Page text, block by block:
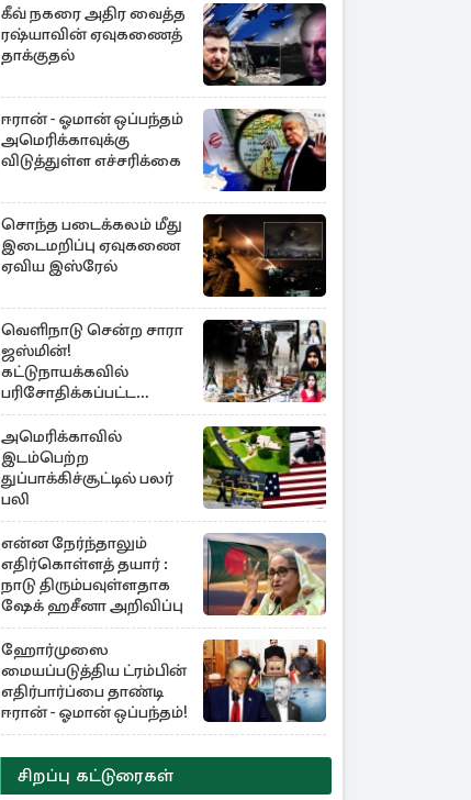
கீவ் நகரை அதிர வைத்த
ரஷ்யாவின் ஏவுகணைத்
தாக்குதல்
ஈரான் - ஓமான் ஒப்பந்தம்
அமெரிக்காவுக்கு
விடுத்துள்ள எச்சரிக்கை
சொந்த படைக்கலம் மீது
இடைமறிப்பு ஏவுகணை
ஏவிய இஸ்ரேல்
வெளிநாடு சென்ற சாரா
ஜஸ்மின்!
கட்டுநாயக்கவில்
பரிசோதிக்கப்பட்ட
CCTVவில்
வெளிச்சத்துக்கு வந்த
தகவல்
அமெரிக்காவில்
இடம்பெற்ற
துப்பாக்கிச்சூட்டில் பலர்
பலி
என்ன நேர்ந்தாலும்
எதிர்கொள்ளத் தயார் :
நாடு திரும்பவுள்ளதாக
ஷேக் ஹசீனா அறிவிப்பு
ஹோர்முஸை
மையப்படுத்திய ட்ரம்பின்
எதிர்பார்ப்பை தாண்டி
ஈரான் - ஓமான் ஒப்பந்தம்!
சிறப்பு கட்டுரைகள்